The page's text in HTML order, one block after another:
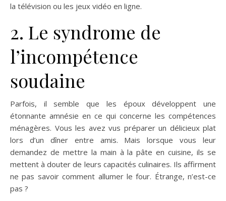
la télévision ou les jeux vidéo en ligne.
2. Le syndrome de
l’incompétence
soudaine
Parfois, il semble que les époux développent une
étonnante amnésie en ce qui concerne les compétences
ménagères. Vous les avez vus préparer un délicieux plat
lors d’un dîner entre amis. Mais lorsque vous leur
demandez de mettre la main à la pâte en cuisine, ils se
mettent à douter de leurs capacités culinaires. Ils affirment
ne pas savoir comment allumer le four. Étrange, n’est-ce
pas ?